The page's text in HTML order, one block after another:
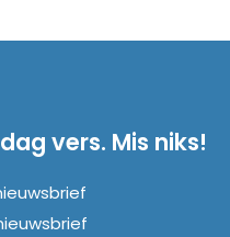
vers. Mis niks!